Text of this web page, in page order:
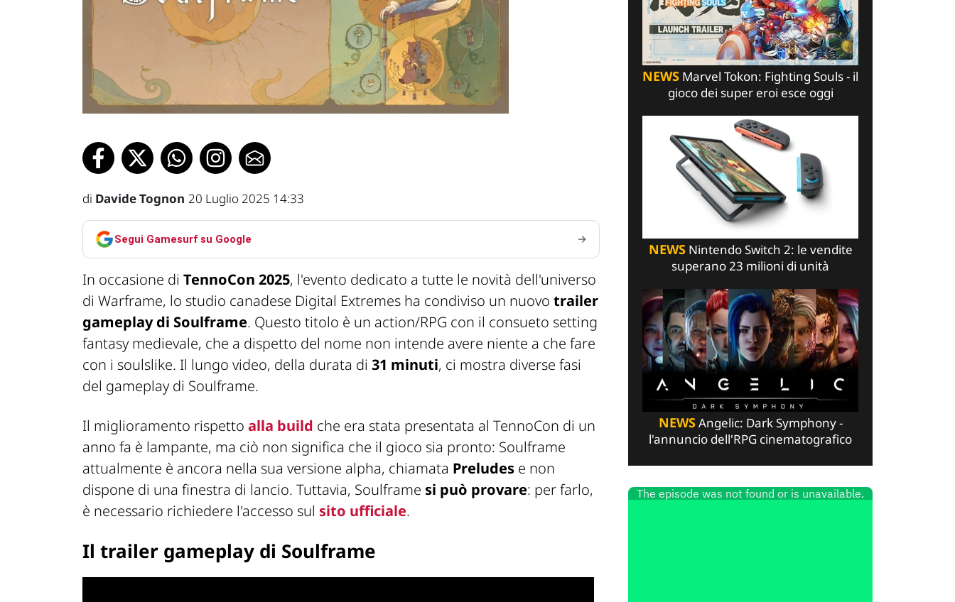
di Davide Tognon 20 Luglio 2025 14:33
Segui Gamesurf su Google
In occasione di TennoCon 2025, l'evento dedicato a tutte le novità dell'universo
di Warframe, lo studio canadese Digital Extremes ha condiviso un nuovo trailer
gameplay di Soulframe. Questo titolo è un action/RPG con il consueto setting
fantasy medievale, che a dispetto del nome non intende avere niente a che fare
con i soulslike. Il lungo video, della durata di 31 minuti, ci mostra diverse fasi
del gameplay di Soulframe.
Il miglioramento rispetto alla build che era stata presentata al TennoCon di un
anno fa è lampante, ma ciò non significa che il gioco sia pronto: Soulframe
attualmente è ancora nella sua versione alpha, chiamata Preludes e non
dispone di una finestra di lancio. Tuttavia, Soulframe si può provare: per farlo,
è necessario richiedere l'accesso sul sito ufficiale.
Il trailer gameplay di Soulframe
NEWS Marvel Tokon: Fighting Souls - il
gioco dei super eroi esce oggi
NEWSNintendo Switch 2: le vendite
superano 23 milioni di unità
NEWSAngelic: Dark Symphony -
l'annuncio dell'RPG cinematografico